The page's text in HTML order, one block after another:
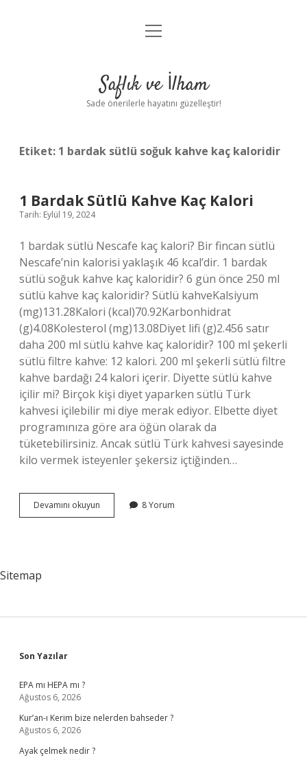
Anasayfa
Yasal Uyarı
menüyü
Saflık ve İlham
Sade önerilerle hayatını güzelleştir!
Etiket: 1 bardak sütlü soğuk kahve kaç kaloridir
1 Bardak Sütlü Kahve Kaç Kalori
Tarih: Eylül 19, 2024
1 bardak sütlü Nescafe kaç kalori? Bir fincan sütlü
Nescafe’nin kalorisi yaklaşık 46 kcal’dir. 1 bardak
sütlü soğuk kahve kaç kaloridir? 6 gün önce 250 ml
sütlü kahve kaç kaloridir? Sütlü kahveKalsiyum
(mg)131.28Kalori (kcal)70.92Karbonhidrat
(g)4.08Kolesterol (mg)13.08Diyet lifi (g)2.456 satır
daha 200 ml sütlü kahve kaç kaloridir? 100 ml şekerli
sütlü filtre kahve: 12 kalori. 200 ml şekerli sütlü filtre
kahve bardağı 24 kalori içerir. Diyette sütlü kahve
içilir mi? Birçok kişi diyet yaparken sütlü Türk
kahvesi içilebilir mi diye merak ediyor. Elbette diyet
programınıza göre ara öğün olarak da
tüketebilirsiniz. Ancak sütlü Türk kahvesi sayesinde
kilo vermek isteyenler şekersiz içtiğinden…
Devamını okuyun
Bardak
8 Yorum
Sitemap
Sidebar
Son Yazılar
EPA mı HEPA mı ?
Ağustos 6, 2026
Kur’an-ı Kerim bize nelerden bahseder ?
Ağustos 6, 2026
Ayak çelmek nedir ?